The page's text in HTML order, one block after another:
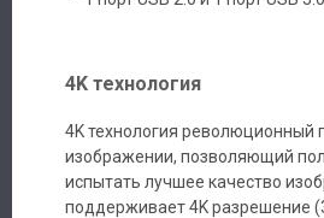
4K технология
4K технология революционный
изображении, позволяющий
испытать лучшее качество
поддерживает 4K разрешение